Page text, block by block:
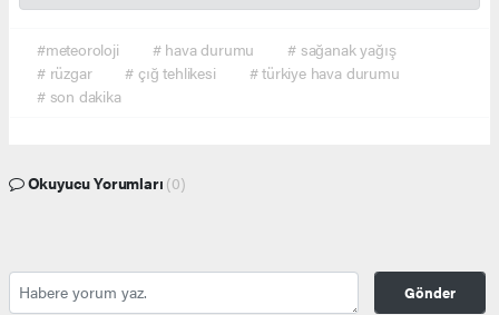
#meteoroloji # hava durumu
# sağanak yağış
# rüzgar
# çığ tehlikesi
# türkiye hava durumu
# son dakika
Okuyucu Yorumları (0)
Gönder